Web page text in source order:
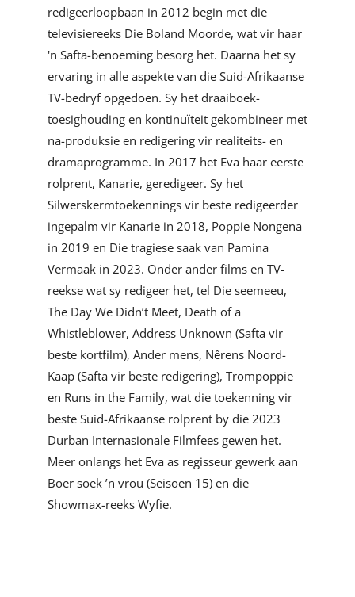
redigeerloopbaan in 2012 begin met die
televisiereeks Die Boland Moorde, wat vir haar
'n Safta-benoeming besorg het. Daarna het sy
ervaring in alle aspekte van die Suid-Afrikaanse
TV-bedryf opgedoen. Sy het draaiboek-
toesighouding en kontinuïteit gekombineer met
na-produksie en redigering vir realiteits- en
dramaprogramme. In 2017 het Eva haar eerste
rolprent, Kanarie, geredigeer. Sy het
Silwerskermtoekennings vir beste redigeerder
ingepalm vir Kanarie in 2018, Poppie Nongena
in 2019 en Die tragiese saak van Pamina
Vermaak in 2023. Onder ander films en TV-
reekse wat sy redigeer het, tel Die seemeeu,
The Day We Didn’t Meet, Death of a
Whistleblower, Address Unknown (Safta vir
beste kortfilm), Ander mens, Nêrens Noord-
Kaap (Safta vir beste redigering), Trompoppie
en Runs in the Family, wat die toekenning vir
beste Suid-Afrikaanse rolprent by die 2023
Durban Internasionale Filmfees gewen het.
Meer onlangs het Eva as regisseur gewerk aan
Boer soek ’n vrou (Seisoen 15) en die
Showmax-reeks Wyfie.